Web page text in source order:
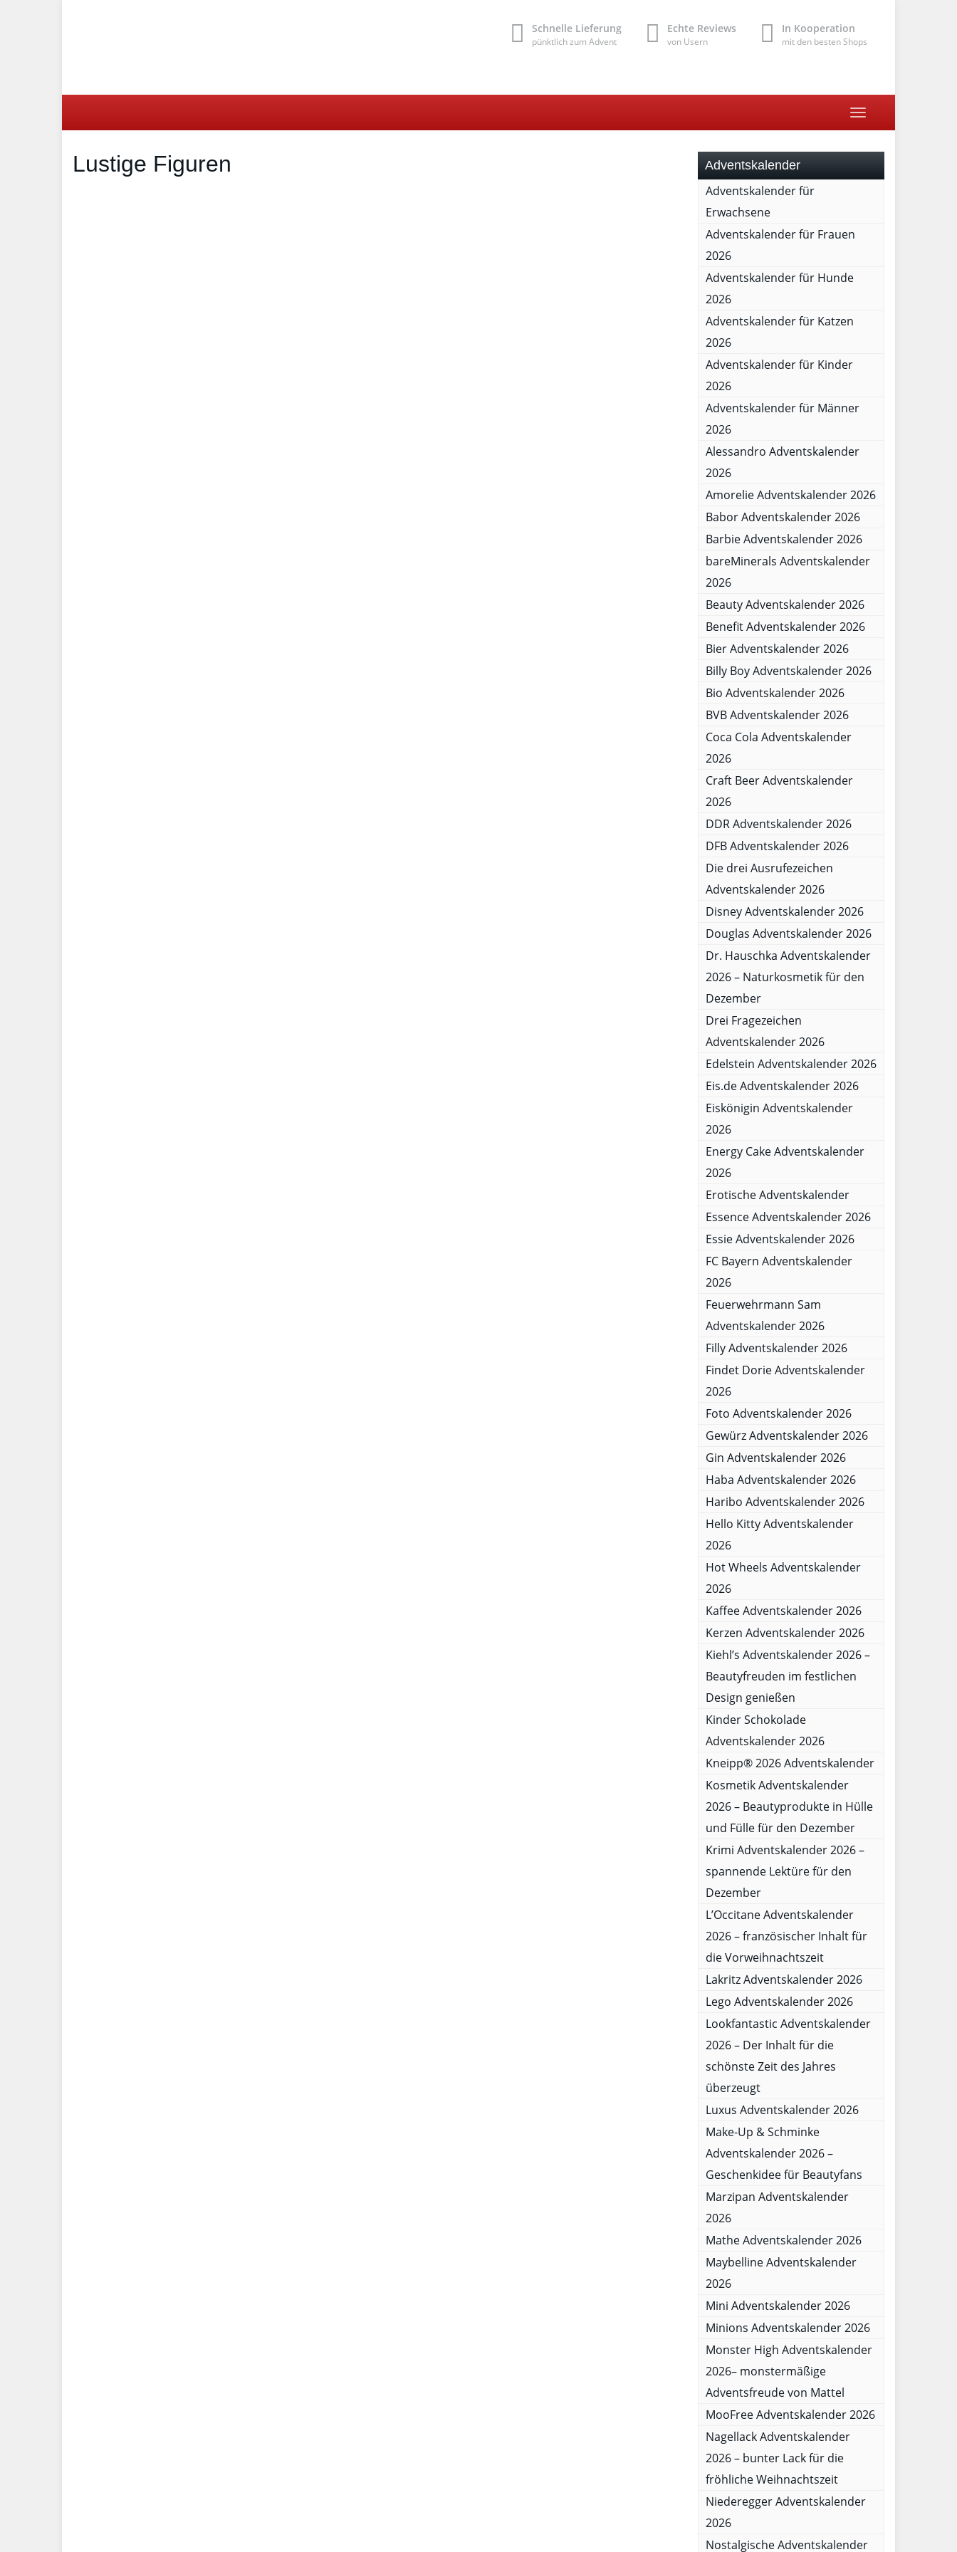
Schnelle Lieferung
pünktlich zum Advent
Echte Reviews
von Usern
In Kooperation
mit den besten Shops
Toggle
navigation
Lustige Figuren Adventskalender
Adventskalender für
Erwachsene
Adventskalender für Frauen
2026
Adventskalender für Hunde
2026
Adventskalender für Katzen
2026
Adventskalender für Kinder
2026
Adventskalender für Männer
2026
Alessandro Adventskalender
2026
Amorelie Adventskalender 2026
Babor Adventskalender 2026
Barbie Adventskalender 2026
bareMinerals Adventskalender
2026
Beauty Adventskalender 2026
Benefit Adventskalender 2026
Bier Adventskalender 2026
Billy Boy Adventskalender 2026
Bio Adventskalender 2026
BVB Adventskalender 2026
Coca Cola Adventskalender
2026
Craft Beer Adventskalender
2026
DDR Adventskalender 2026
DFB Adventskalender 2026
Die drei Ausrufezeichen
Adventskalender 2026
Disney Adventskalender 2026
Douglas Adventskalender 2026
Dr. Hauschka Adventskalender
2026 – Naturkosmetik für den
Dezember
Drei Fragezeichen
Adventskalender 2026
Edelstein Adventskalender 2026
Eis.de Adventskalender 2026
Eiskönigin Adventskalender
2026
Energy Cake Adventskalender
2026
Erotische Adventskalender
Essence Adventskalender 2026
Essie Adventskalender 2026
FC Bayern Adventskalender
2026
Feuerwehrmann Sam
Adventskalender 2026
Filly Adventskalender 2026
Findet Dorie Adventskalender
2026
Foto Adventskalender 2026
Gewürz Adventskalender 2026
Gin Adventskalender 2026
Haba Adventskalender 2026
Haribo Adventskalender 2026
Hello Kitty Adventskalender
2026
Hot Wheels Adventskalender
2026
Kaffee Adventskalender 2026
Kerzen Adventskalender 2026
Kiehl’s Adventskalender 2026 –
Beautyfreuden im festlichen
Design genießen
Kinder Schokolade
Adventskalender 2026
Kneipp® 2026 Adventskalender
Kosmetik Adventskalender
2026 – Beautyprodukte in Hülle
und Fülle für den Dezember
Krimi Adventskalender 2026 –
spannende Lektüre für den
Dezember
L’Occitane Adventskalender
2026 – französischer Inhalt für
die Vorweihnachtszeit
Lakritz Adventskalender 2026
Lego Adventskalender 2026
Lookfantastic Adventskalender
2026 – Der Inhalt für die
schönste Zeit des Jahres
überzeugt
Luxus Adventskalender 2026
Make-Up & Schminke
Adventskalender 2026 –
Geschenkidee für Beautyfans
Marzipan Adventskalender
2026
Mathe Adventskalender 2026
Maybelline Adventskalender
2026
Mini Adventskalender 2026
Minions Adventskalender 2026
Monster High Adventskalender
2026– monstermäßige
Adventsfreude von Mattel
MooFree Adventskalender 2026
Nagellack Adventskalender
2026 – bunter Lack für die
fröhliche Weihnachtszeit
Niederegger Adventskalender
2026
Nostalgische Adventskalender